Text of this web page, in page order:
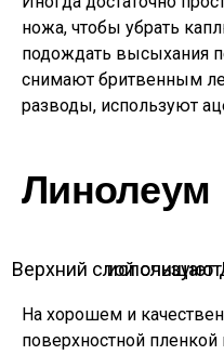
ножа, чтобы убрать
подождать высыхания
снимают бритвенным
разводы, используют
Линолеум
Верхний слой счищают
На хорошем и
поверхностной пленкой